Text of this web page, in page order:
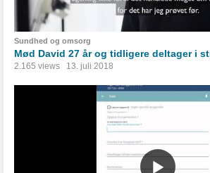
Sundhed og omsorg
Mød David 27 år og tidligere deltager i
2.165 views 13. juli 2018